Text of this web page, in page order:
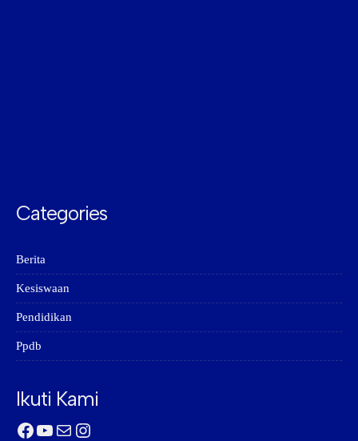
Categories
Berita
Kesiswaan
Pendidikan
Ppdb
Ikuti Kami
Facebook
YouTube
MailInstagram